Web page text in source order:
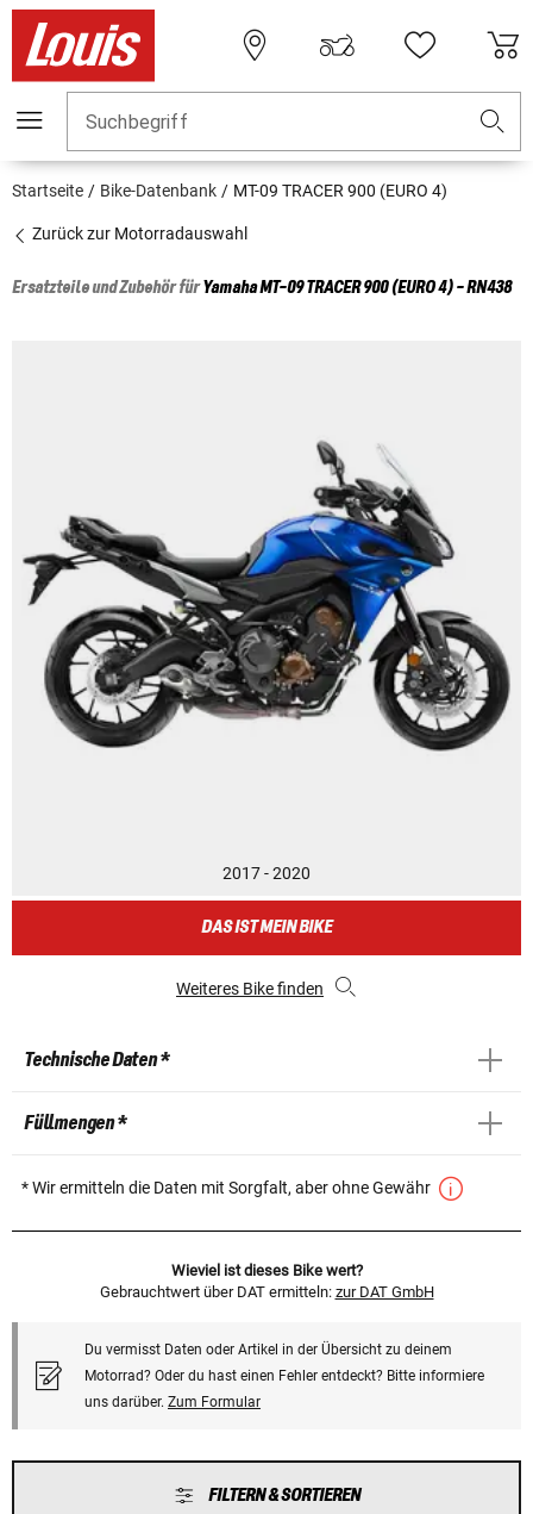
Suchbegriff
Startseite Bike-Datenbank MT-09 TRACER 900 (EURO 4)
Zurück zur Motorradauswahl
Ersatzteile und Zubehör fürYamahaMT-09 TRACER 900 (EURO 4) - RN438
2017 - 2020
DAS IST MEIN BIKE
Weiteres Bike finden
Technische Daten *
Füllmengen *
* Wir ermitteln die Daten mit Sorgfalt, aber ohne Gewähr
Wieviel ist dieses Bike wert?
Gebrauchtwert über DAT ermitteln: zur DAT GmbH
Du vermisst Daten oder Artikel in der Übersicht zu deinem
Motorrad? Oder du hast einen Fehler entdeckt? Bitte informiere
uns darüber. Zum Formular
FILTERN & SORTIEREN